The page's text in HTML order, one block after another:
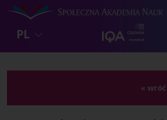
PL
« wróć...